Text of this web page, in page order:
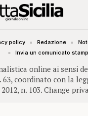
online ai sensi
63, coordinato con la
n. 103. Change
policy Redazione
Invia un comunicato